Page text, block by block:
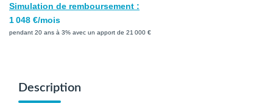
L'AGENCE
Simulation de remboursement :
1 048 €/mois
pendant 20 ans à 3% avec un apport de 21 000 €
Description